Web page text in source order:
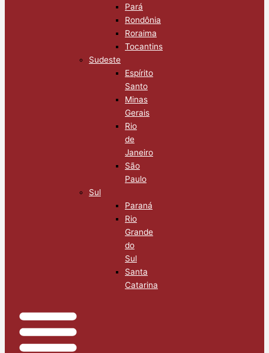
Pará
Rondônia
Roraima
Tocantins
Sudeste
Espírito
Santo
Minas
Gerais
Rio
de
Janeiro
São
Paulo
Sul
Paraná
Rio
Grande
do
Sul
Santa
Catarina